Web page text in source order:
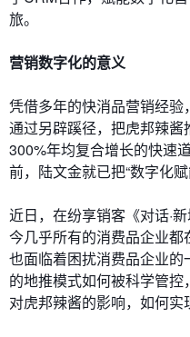
旅。
营销数字化的意义
凭借多年的快消品营销经
通过另辟蹊径，把虎邦辣
300%年均复合增长的快速
前，陆文金就已把“数字化
近日，在纷享销客《对话·
今几乎所有的消费品企业
也面临着困扰消费品企业
的地推模式如何被科学管
对虎邦辣酱的影响，如何实